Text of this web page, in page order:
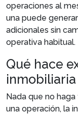
operaciones al
una puede
adicionales sin
operativa habitual.
Qué hace
inmobiliaria
Nada que no
una operación, la